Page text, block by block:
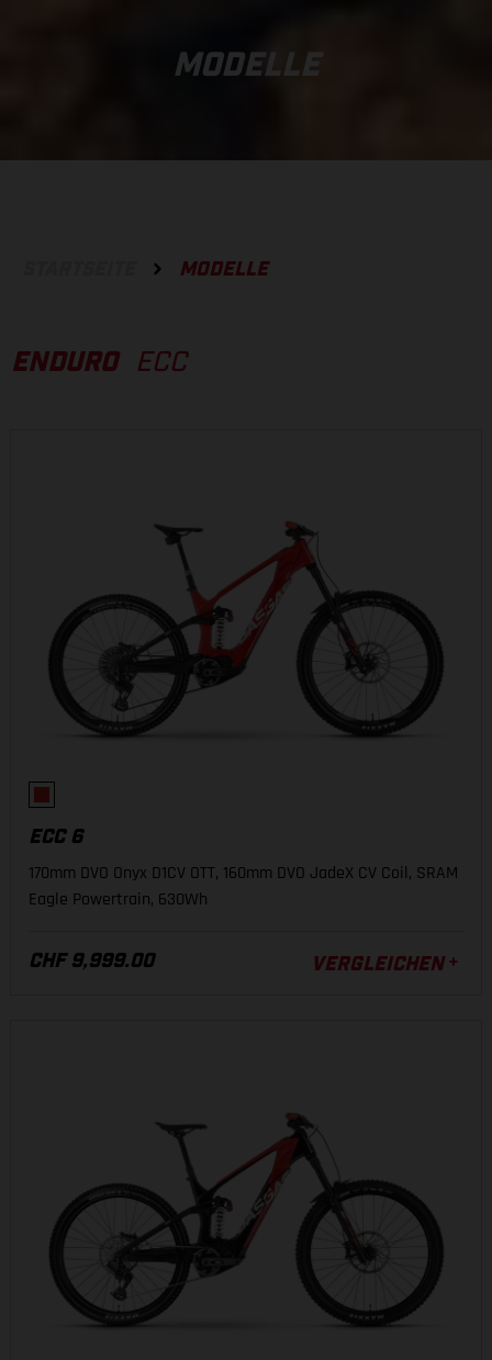
MODELLE
MODELLE
ENDURO ECC
ECC 6
170mm DVO Onyx D1CV OTT, 160mm DVO JadeX CV Coil, SRAM
Eagle Powertrain, 630Wh
CHF 9,999.00 VERGLEICHEN